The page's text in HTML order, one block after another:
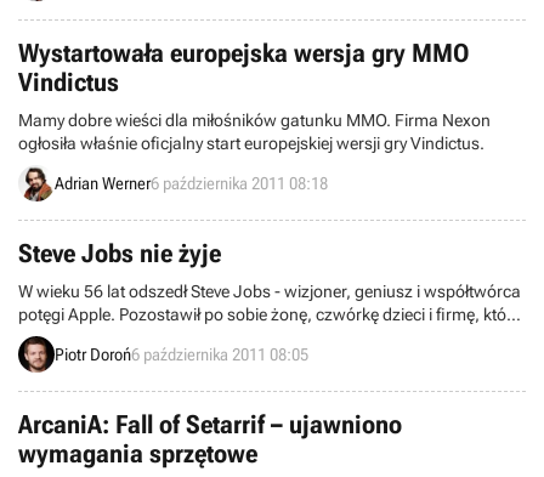
Wystartowała europejska wersja gry MMO
Vindictus
Mamy dobre wieści dla miłośników gatunku MMO. Firma Nexon
ogłosiła właśnie oficjalny start europejskiej wersji gry Vindictus.
Adrian Werner6 października 2011 08:18
Steve Jobs nie żyje
W wieku 56 lat odszedł Steve Jobs - wizjoner, geniusz i współtwórca
potęgi Apple. Pozostawił po sobie żonę, czwórkę dzieci i firmę, która
była jeszcze niedawno najbardziej wartościowym
przedsiębiorstwem świata.
Piotr Doroń6 października 2011 08:05
ArcaniA: Fall of Setarrif – ujawniono
wymagania sprzętowe